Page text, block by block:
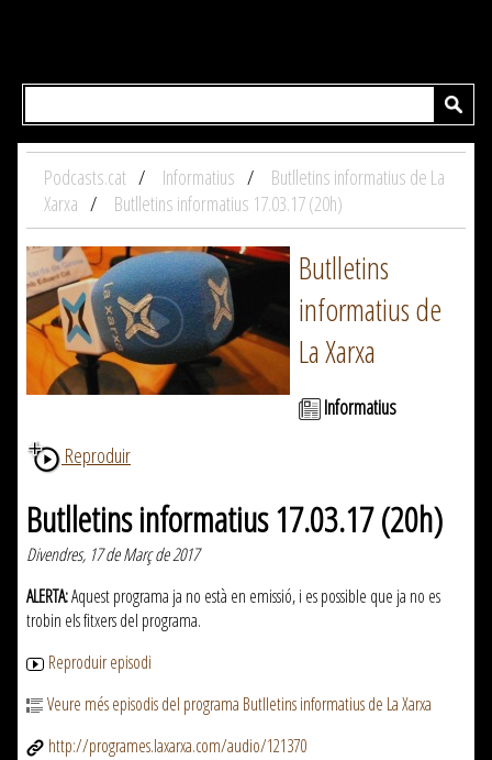
Podcasts.cat Informatius
Butlletins informatius de La
Xarxa
Butlletins informatius 17.03.17 (20h)
Butlletins
informatius de
La Xarxa
Informatius
Reproduir
Butlletins informatius 17.03.17 (20h)
Divendres, 17 de Març de 2017
ALERTA:Aquest programa ja no està en emissió, i es possible que ja no es
trobin els fitxers del programa.
Reproduir episodi
Veure més episodis del programa Butlletins informatius de La Xarxa
http://programes.laxarxa.com/audio/121370